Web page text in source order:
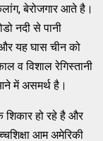
बेरोजगार आते है।
नदी से पानी
यह घास चीन को
व विशाल रेगिस्‍तानी
में असमर्थ है।
शिकार हो रहे है और
आम अमेरिकी